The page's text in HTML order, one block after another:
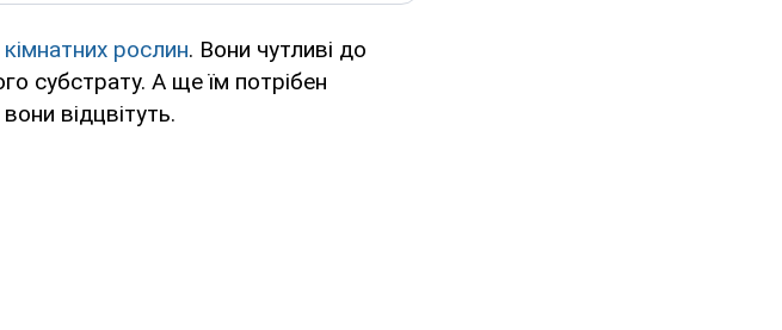
кімнатних рослин. Вони чутливі до
субстрату. А ще їм потрібен
відцвітуть.